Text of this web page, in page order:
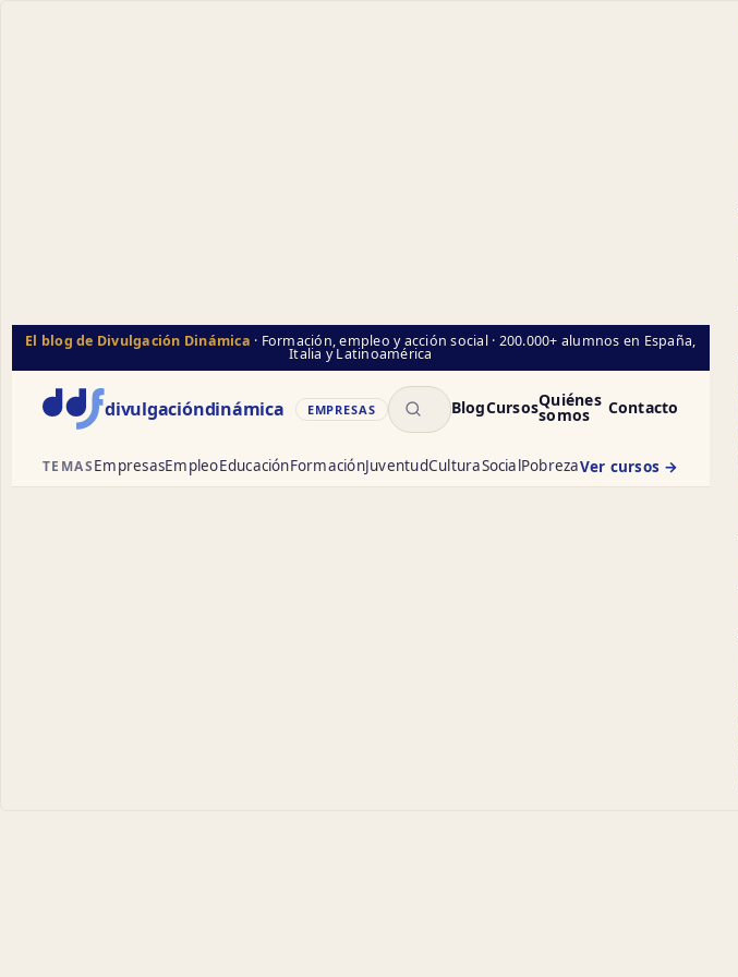
El blog de Divulgación Dinámica · Formación, empleo y acción social · 200.000+ alumnos en España,
Italia y Latinoamérica
divulgacióndinámica EMPRESAS
Buscar
BlogCursosQuiénes
somos Contacto
TEMASEmpresasEmpleoEducaciónFormaciónJuventudCulturaSocialPobrezaVer cursos →